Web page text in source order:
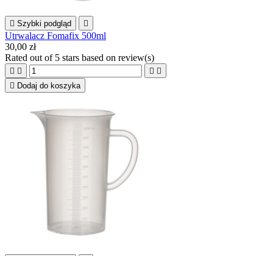
 Szybki podgląd 
Utrwalacz Fomafix 500ml
30,00 zł
Rated out of 5 stars based on review(s)
   
 Dodaj do koszyka